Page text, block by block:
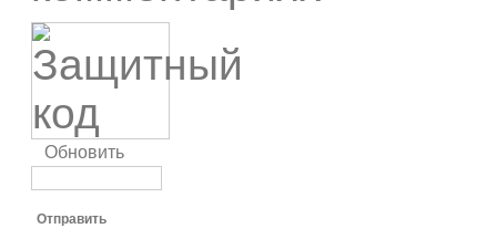
Обновить
Отправить